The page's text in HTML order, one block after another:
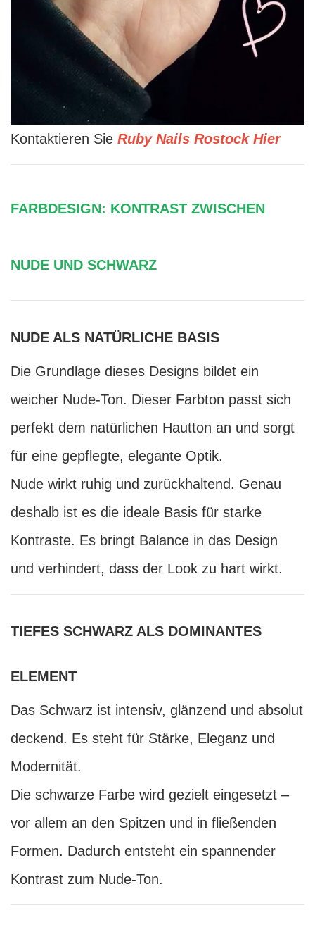
Kontaktieren Sie Ruby Nails Rostock Hier
FARBDESIGN: KONTRAST ZWISCHEN
NUDE UND SCHWARZ
NUDE ALS NATÜRLICHE BASIS
Die Grundlage dieses Designs bildet ein
weicher Nude-Ton. Dieser Farbton passt sich
perfekt dem natürlichen Hautton an und sorgt
für eine gepflegte, elegante Optik.
Nude wirkt ruhig und zurückhaltend. Genau
deshalb ist es die ideale Basis für starke
Kontraste. Es bringt Balance in das Design
und verhindert, dass der Look zu hart wirkt.
TIEFES SCHWARZ ALS DOMINANTES
ELEMENT
Das Schwarz ist intensiv, glänzend und absolut
deckend. Es steht für Stärke, Eleganz und
Modernität.
Die schwarze Farbe wird gezielt eingesetzt –
vor allem an den Spitzen und in fließenden
Formen. Dadurch entsteht ein spannender
Kontrast zum Nude-Ton.